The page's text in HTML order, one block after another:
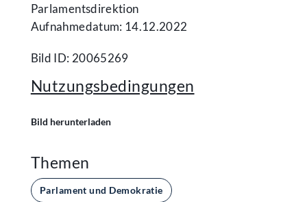
Parlamentsdirektion
Aufnahmedatum: 14.12.2022
Bild ID: 20065269
Nutzungsbedingungen
Bild herunterladen
Themen
Parlament und Demokratie